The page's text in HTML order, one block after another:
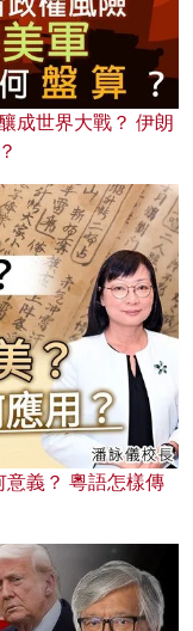
成世界大戰？ 伊朗
義？ 粵語怎樣傳